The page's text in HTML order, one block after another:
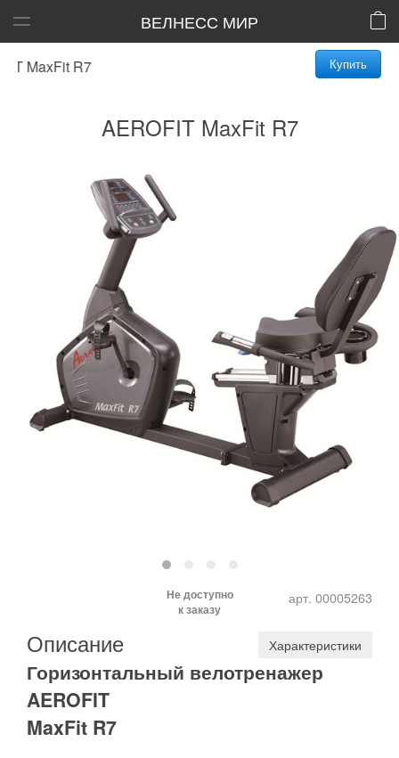
ВЕЛНЕСС МИР
MaxFit R7 Купить
AEROFIT MaxFit R7
арт. 00005263
Не доступно
к заказу
Описание Характеристики
Горизонтальный велотренажер
AEROFIT
MaxFit R7